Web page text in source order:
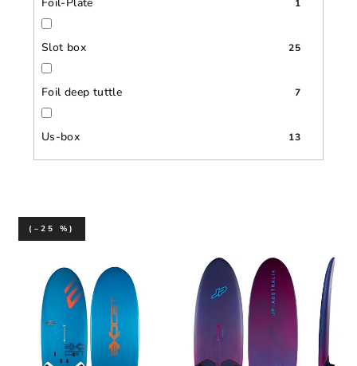
1
Slot box 25
Foil deep tuttle 7
Us-box 13
(–25 %)